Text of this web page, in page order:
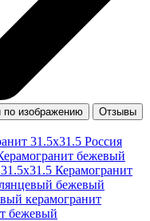
по изображению Отзывы
31.5x31.5 Россия
бежевый
Керамогранит
бежевый
керамогранит
бежевый